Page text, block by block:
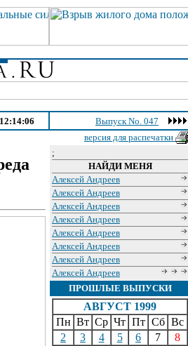
12:14:06
Выпуск No. 047
версия для распечатки
;
НАЙДИ МЕНЯ
Алексей Андреев
Алексей Андреев
Алексей Андреев
Алексей Андреев
Алексей Андреев
Алексей Андреев
Алексей Андреев
Алексей Андреев
ПРОШЛЫЕ ВЫПУСКИ
АВГУСТ 1999
Пн Вт Ср Чт Пт Сб Вс
2
3 4 5 6 7
8